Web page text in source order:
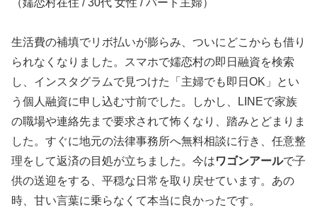
生活費の補填でリボ払いが膨らみ、ついにどこからも借り
られなくなりました。スマホで嬬恋村の即日融資を検索
し、インスタグラムで見つけた「主婦でも即日OK」とい
う個人融資に申し込む寸前でした。しかし、LINEで家族
の職場や連絡先まで要求されて怖くなり、踏みとどまりま
した。すぐに地元の法律事務所へ無料相談に行き、任意整
理をして返済の目処が立ちました。今はワゴンアールで子
供の送迎をする、平穏な日常を取り戻せています。あの
時、甘い言葉に乗らなくて本当に良かったです。